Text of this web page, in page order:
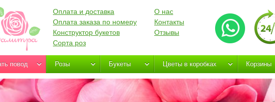
Оплата и доставка
Оплата заказа по номеру
Конструктор букетов
Сорта роз
О нас
Контакты
Отзывы
повод Розы Букеты Цветы в коробках Корзины